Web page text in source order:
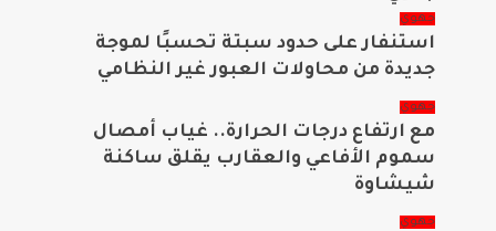
جهوي
استنفار على حدود سبتة تحسبًا لموجة
جديدة من محاولات العبور غير النظامي
جهوي
مع ارتفاع درجات الحرارة.. غياب أمصال
سموم الأفاعي والعقارب يقلق ساكنة
شيشاوة
جهوي